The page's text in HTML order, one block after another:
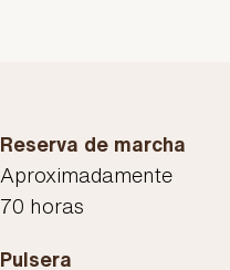
Reserva de marcha
Aproximadamente
70 horas
Pulsera